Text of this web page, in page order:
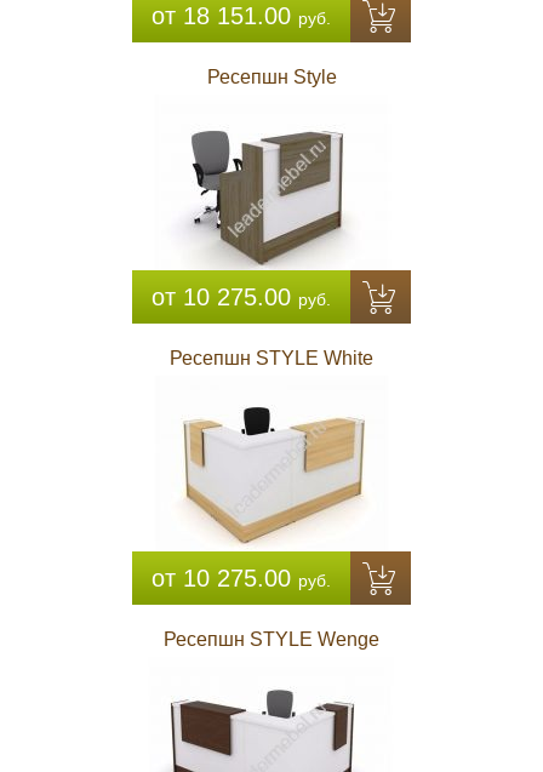
от 18 151.00 руб.
Ресепшн Style
от 10 275.00 руб.
Ресепшн STYLE White
от 10 275.00 руб.
Ресепшн STYLE Wenge